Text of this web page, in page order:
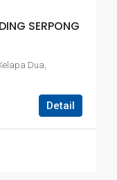
SERPONG
Dua,
Detail